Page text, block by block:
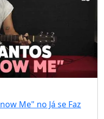
Me" no Já se Faz